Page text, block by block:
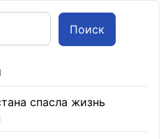
Поиск
спасла жизнь